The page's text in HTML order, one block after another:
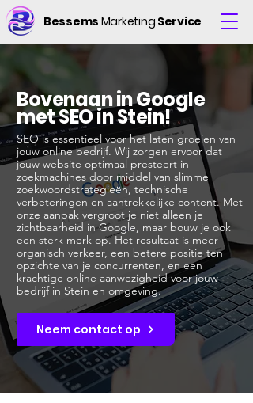
Bessems Marketing Service
Bovenaan in Google
met SEO in Stein!
SEO is essentieel voor het laten groeien van
jouw online bedrijf. Wij zorgen ervoor dat
jouw website optimaal presteert in
zoekmachines door middel van slimme
zoekwoordstrategieën, technische
verbeteringen en aantrekkelijke content. Met
onze aanpak vergroot je niet alleen je
zichtbaarheid in Google, maar bouw je ook
een sterk merk op. Het resultaat is meer
organisch verkeer, een betere positie ten
opzichte van je concurrenten, en een
krachtige online aanwezigheid voor jouw
bedrijf in Stein en omgeving.
Neem contact op